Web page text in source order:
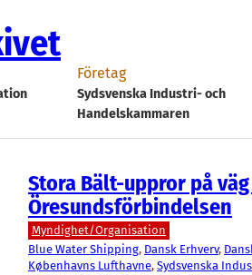
Företag
Sydsvenska Industri- och
Handelskammaren
Stora Bält-uppror på
Öresundsförbindelsen
Myndighet/Organisation
Blue Water Shipping, Dansk Erhverv,
Københavns Lufthavne, Sydsvenska